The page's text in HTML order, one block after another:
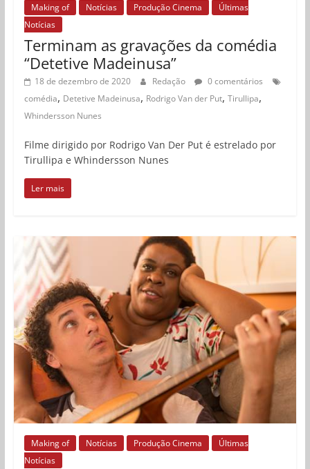
Making of Notícias Produção Cinema
Últimas
Notícias
Terminam as gravações da comédia
“Detetive Madeinusa”
18 de dezembro de 2020 Redação
0 comentários
comédia, Detetive Madeinusa, Rodrigo Van der Put, Tirullipa,
Whindersson Nunes
Filme dirigido por Rodrigo Van Der Put é estrelado por
Tirullipa e Whindersson Nunes
Ler mais
Making of Notícias Produção Cinema
Últimas
Notícias